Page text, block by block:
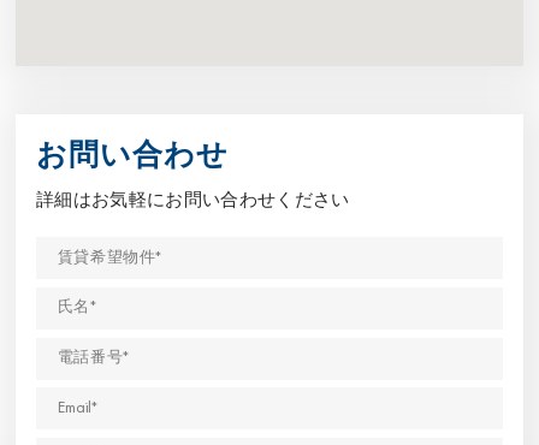
お問い合わせ
詳細はお気軽にお問い合わせください